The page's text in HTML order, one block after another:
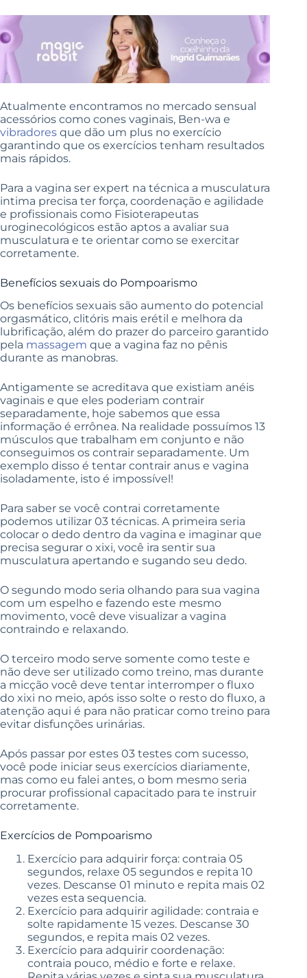
Atualmente encontramos no mercado sensual
acessórios como cones vaginais, Ben-wa e
vibradores que dão um plus no exercício
garantindo que os exercícios tenham resultados
mais rápidos.
Para a vagina ser expert na técnica a musculatura
intima precisa ter força, coordenação e agilidade
e profissionais como Fisioterapeutas
uroginecológicos estão aptos a avaliar sua
musculatura e te orientar como se exercitar
corretamente.
Benefícios sexuais do Pompoarismo
Os benefícios sexuais são aumento do potencial
orgasmático, clitóris mais erétil e melhora da
lubrificação, além do prazer do parceiro garantido
pela massagem que a vagina faz no pênis
durante as manobras.
Antigamente se acreditava que existiam anéis
vaginais e que eles poderiam contrair
separadamente, hoje sabemos que essa
informação é errônea. Na realidade possuímos 13
músculos que trabalham em conjunto e não
conseguimos os contrair separadamente. Um
exemplo disso é tentar contrair anus e vagina
isoladamente, isto é impossível!
Para saber se você contrai corretamente
podemos utilizar 03 técnicas. A primeira seria
colocar o dedo dentro da vagina e imaginar que
precisa segurar o xixi, você ira sentir sua
musculatura apertando e sugando seu dedo.
O segundo modo seria olhando para sua vagina
com um espelho e fazendo este mesmo
movimento, você deve visualizar a vagina
contraindo e relaxando.
O terceiro modo serve somente como teste e
não deve ser utilizado como treino, mas durante
a micção você deve tentar interromper o fluxo
do xixi no meio, após isso solte o resto do fluxo, a
atenção aqui é para não praticar como treino para
evitar disfunções urinárias.
Após passar por estes 03 testes com sucesso,
você pode iniciar seus exercícios diariamente,
mas como eu falei antes, o bom mesmo seria
procurar profissional capacitado para te instruir
corretamente.
Exercícios de Pompoarismo
Exercício para adquirir força: contraia 05
segundos, relaxe 05 segundos e repita 10
vezes. Descanse 01 minuto e repita mais 02
vezes esta sequencia.
Exercício para adquirir agilidade: contraia e
solte rapidamente 15 vezes. Descanse 30
segundos, e repita mais 02 vezes.
Exercício para adquirir coordenação:
contraia pouco, médio e forte e relaxe.